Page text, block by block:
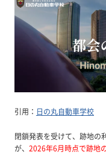
引用： 日の丸自動車学校
閉鎖発表を受けて、跡地の
が、 2026年6月時点で跡地